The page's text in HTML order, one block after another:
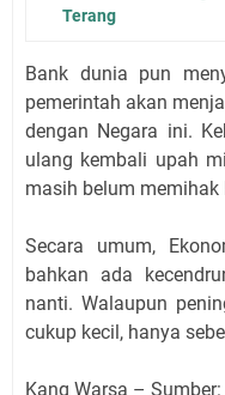
Terang
Bank dunia pun
pemerintah akan
dengan Negara ini.
ulang kembali upah
masih belum memihak
Secara umum,
bahkan ada
nanti. Walaupun
cukup kecil, hanya
Kang Warsa –